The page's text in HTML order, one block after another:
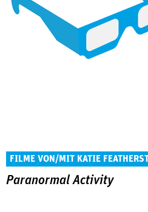
FILME VON/MIT KATIE
Paranormal Activity